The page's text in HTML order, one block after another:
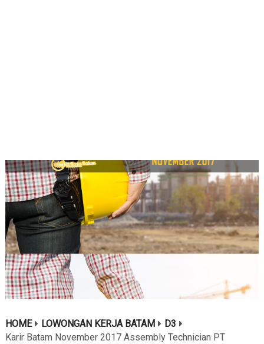
HOME LOWONGAN KERJA BATAM
D3
Karir Batam November 2017 Assembly Technician PT